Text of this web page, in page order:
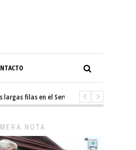
filas en el Servicio de Imagenología
NOTA